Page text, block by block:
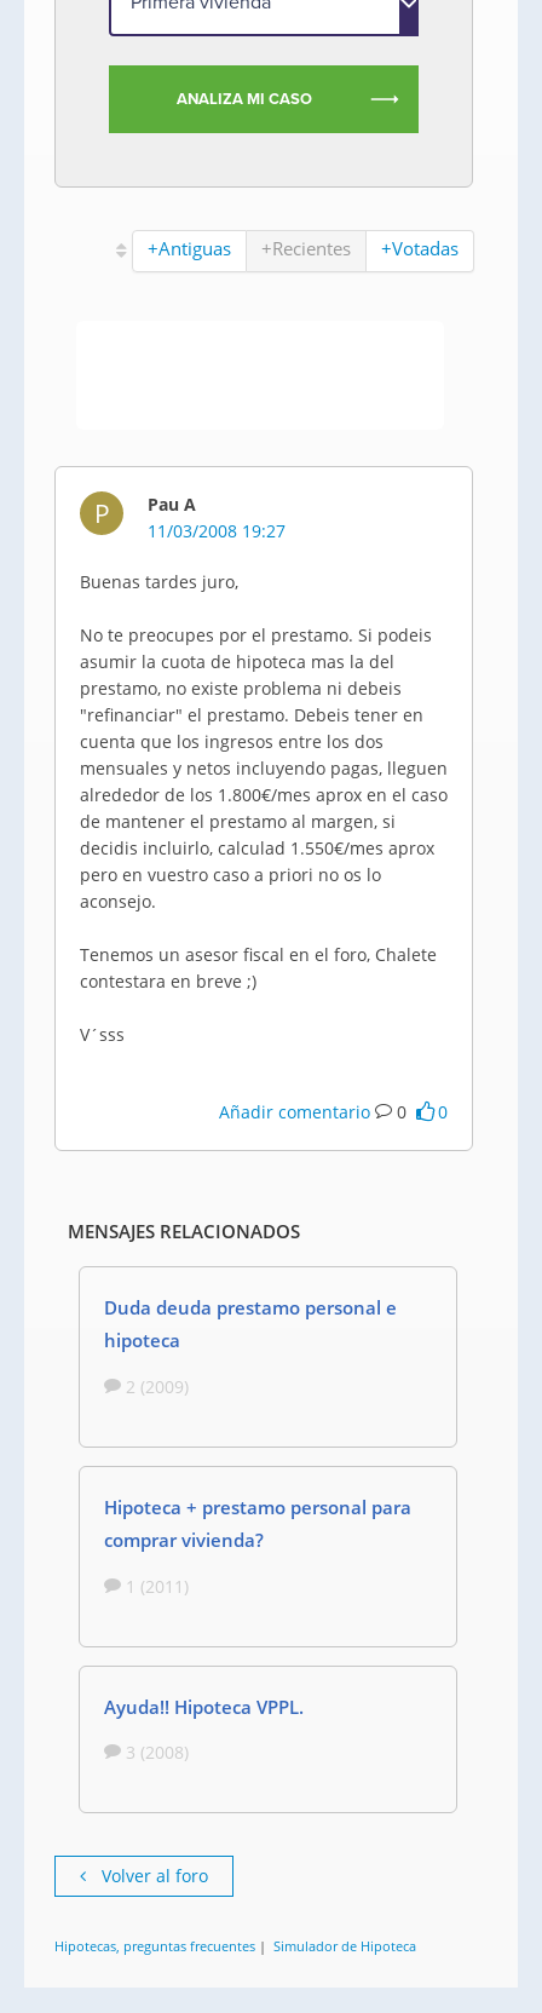
ANALIZA MI CASO
+Antiguas +Recientes +Votadas
P
Pau A
11/03/2008 19:27
Buenas tardes juro,
No te preocupes por el prestamo. Si podeis
asumir la cuota de hipoteca mas la del
prestamo, no existe problema ni debeis
"refinanciar" el prestamo. Debeis tener en
cuenta que los ingresos entre los dos
mensuales y netos incluyendo pagas, lleguen
alrededor de los 1.800€/mes aprox en el caso
de mantener el prestamo al margen, si
decidis incluirlo, calculad 1.550€/mes aprox
pero en vuestro caso a priori no os lo
aconsejo.
Tenemos un asesor fiscal en el foro, Chalete
contestara en breve ;)
V´sss
Añadir comentario 0 0
MENSAJES RELACIONADOS
Duda deuda prestamo personal e
hipoteca
2 (2009)
Hipoteca + prestamo personal para
comprar vivienda?
1 (2011)
Ayuda!! Hipoteca VPPL.
3 (2008)
Volver al foro
Hipotecas, preguntas frecuentes | Simulador de Hipoteca